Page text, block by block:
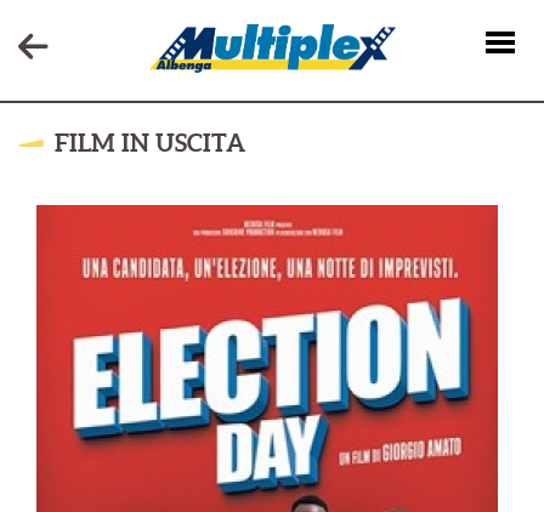
FILM IN USCITA